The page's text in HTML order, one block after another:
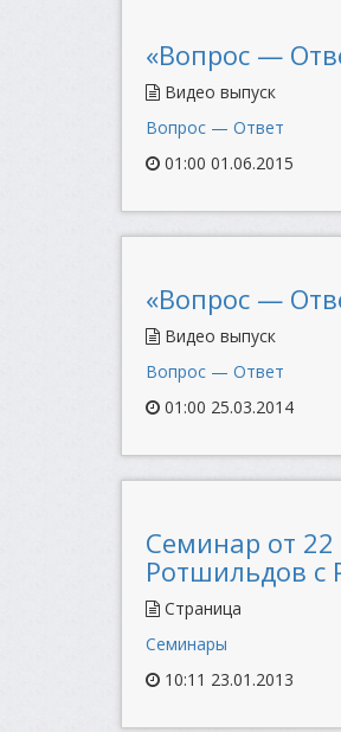
«Вопрос —
Видео выпуск
Вопрос — Ответ
01:00 01.06.2015
«Вопрос —
Видео выпуск
Вопрос — Ответ
01:00 25.03.2014
Семинар от 22
Ротшильдов с
Страница
Семинары
10:11 23.01.2013